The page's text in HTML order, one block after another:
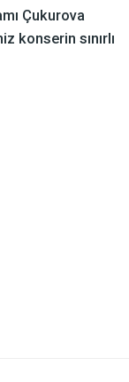
Çukurova
konserin sınırlı